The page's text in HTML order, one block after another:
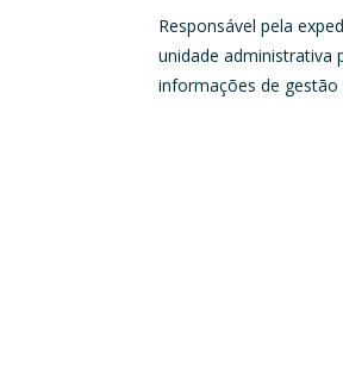
Responsável pela
unidade administrativa
informações de